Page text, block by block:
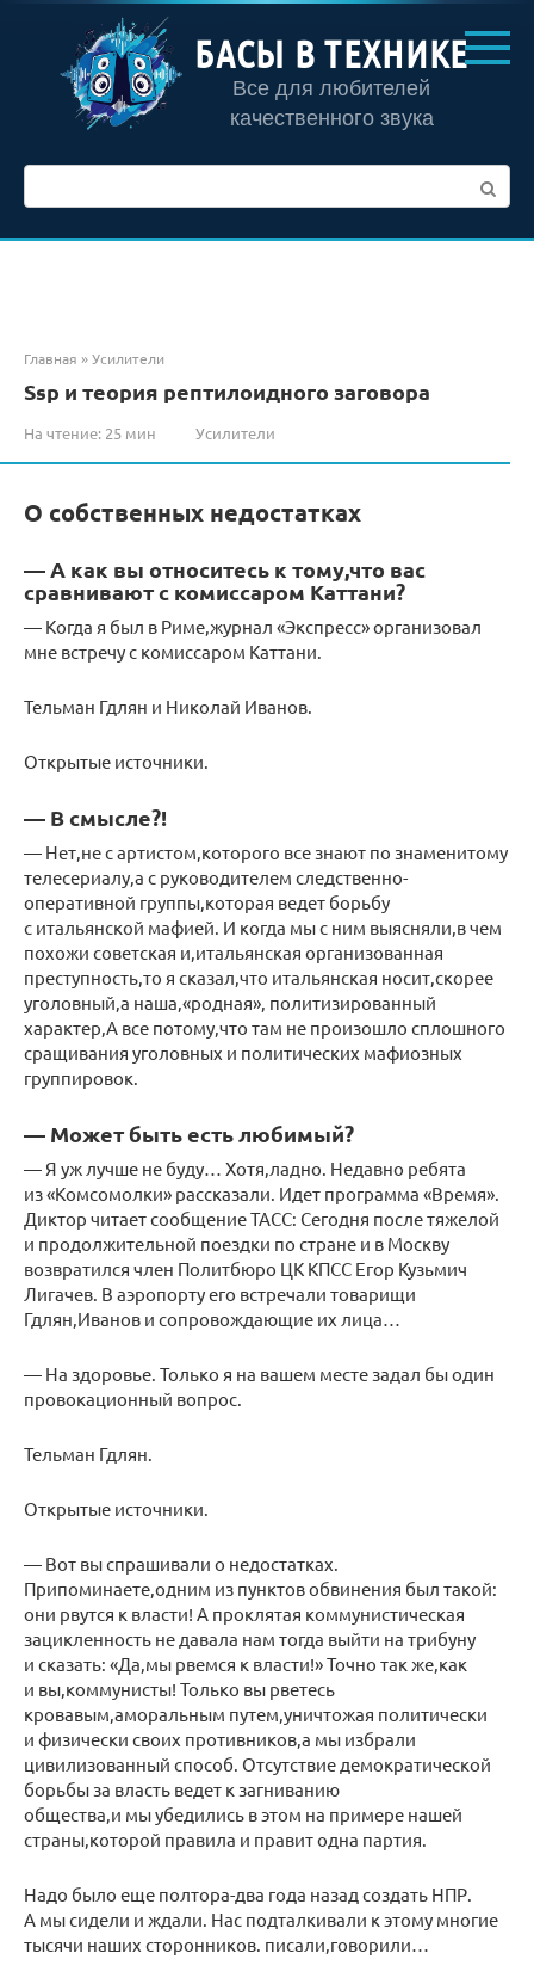
контенту
БАСЫ В ТЕХНИКЕ
Все для любителей
качественного звука
Главная »Усилители
Ssp и теория рептилоидного заговора
На чтение: 25 мин Усилители
О собственных недостатках
— А как вы относитесь к тому,что вас
сравнивают с комиссаром Каттани?
— Когда я был в Риме,журнал «Экспресс» организовал
мне встречу с комиссаром Каттани.
Тельман Гдлян и Николай Иванов.
Открытые источники.
— В смысле?!
— Нет,не с артистом,которого все знают по знаменитому
телесериалу,а с руководителем следственно-
оперативной группы,которая ведет борьбу
с итальянской мафией. И когда мы с ним выясняли,в чем
похожи советская и,итальянская организованная
преступность,то я сказал,что итальянская носит,скорее
уголовный,а наша,«родная», политизированный
характер,А все потому,что там не произошло сплошного
сращивания уголовных и политических мафиозных
группировок.
— Может быть есть любимый?
— Я уж лучше не буду… Хотя,ладно. Недавно ребята
из «Комсомолки» рассказали. Идет программа «Время».
Диктор читает сообщение ТАСС: Сегодня после тяжелой
и продолжительной поездки по стране и в Москву
возвратился член Политбюро ЦК КПСС Егор Кузьмич
Лигачев. В аэропорту его встречали товарищи
Гдлян,Иванов и сопровождающие их лица…
— На здоровье. Только я на вашем месте задал бы один
провокационный вопрос.
Тельман Гдлян.
Открытые источники.
— Вот вы спрашивали о недостатках.
Припоминаете,одним из пунктов обвинения был такой:
они рвутся к власти! А проклятая коммунистическая
зацикленность не давала нам тогда выйти на трибуну
и сказать: «Да,мы рвемся к власти!» Точно так же,как
и вы,коммунисты! Только вы рветесь
кровавым,аморальным путем,уничтожая политически
и физически своих противников,а мы избрали
цивилизованный способ. Отсутствие демократической
борьбы за власть ведет к загниванию
общества,и мы убедились в этом на примере нашей
страны,которой правила и правит одна партия.
Надо было еще полтора-два года назад создать НПР.
А мы сидели и ждали. Нас подталкивали к этому многие
тысячи наших сторонников. писали,говорили…